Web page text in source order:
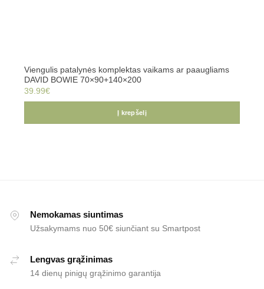
Viengulis patalynės komplektas vaikams ar paaugliams
DAVID BOWIE 70×90+140×200
39.99€
Į krepšelį
Nemokamas siuntimas
Užsakymams nuo 50€ siunčiant su Smartpost
Lengvas grąžinimas
14 dienų pinigų grąžinimo garantija